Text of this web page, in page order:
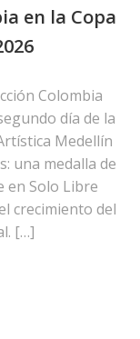
en la Copa
Colombia
día de la
Medellín
una medalla de
en Solo Libre
crecimiento del
[…]